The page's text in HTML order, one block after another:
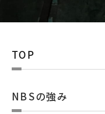
TOP
NBSの強み